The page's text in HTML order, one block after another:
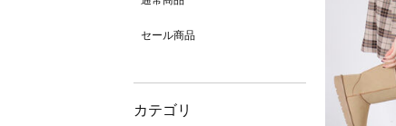
セール商品
カテゴリ